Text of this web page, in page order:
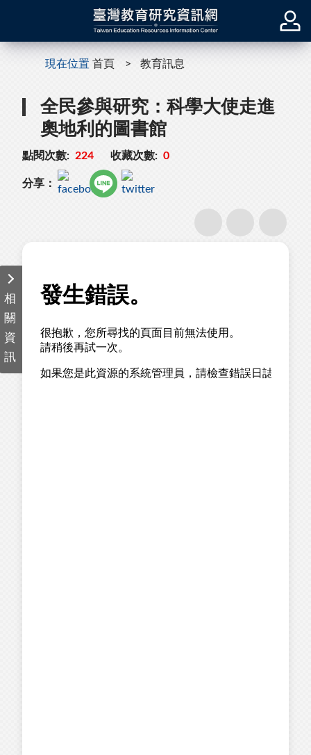
現在位置 首頁 教育訊息
全民參與研究：科學大使走進
奧地利的圖書館
點閱次數: 224 收藏次數: 0
分享：
相
關
資
訊